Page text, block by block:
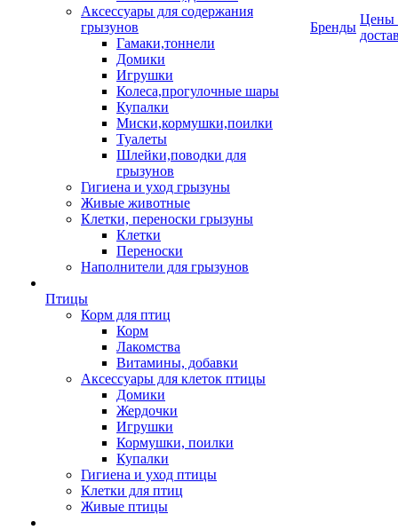
Аксессуары для содержания
грызунов
Гамаки,тоннели
Домики
Игрушки
Колеса,прогулочные шары
Купалки
Миски,кормушки,поилки
Туалеты
Шлейки,поводки для
грызунов
Гигиена и уход грызуны
Живые животные
Клетки, переноски грызуны
Клетки
Переноски
Наполнители для грызунов
Птицы
Корм для птиц
Корм
Лакомства
Витамины, добавки
Аксессуары для клеток птицы
Домики
Жердочки
Игрушки
Кормушки, поилки
Купалки
Гигиена и уход птицы
Клетки для птиц
Живые птицы
Бренды
Цены